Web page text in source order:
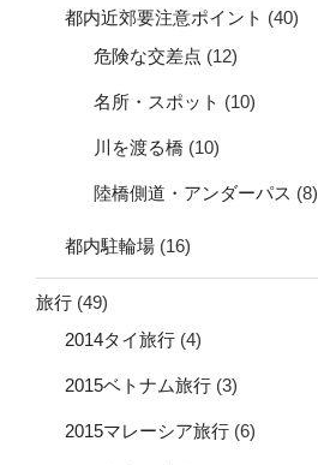
都内近郊要注意ポイント (40)
危険な交差点 (12)
名所・スポット (10)
川を渡る橋 (10)
陸橋側道・アンダーパス (8)
都内駐輪場 (16)
旅行 (49)
2014タイ旅行 (4)
2015ベトナム旅行 (3)
2015マレーシア旅行 (6)